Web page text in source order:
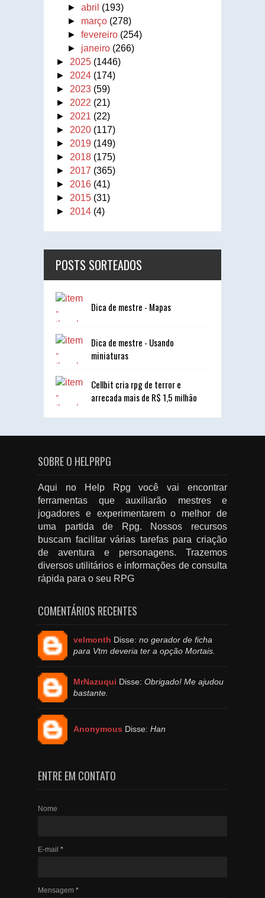
►abril (193)
► março (278)
►fevereiro (254)
► janeiro (266)
► 2025 (1446)
► 2024 (174)
► 2023 (59)
► 2022 (21)
► 2021 (22)
► 2020 (117)
► 2019 (149)
► 2018 (175)
► 2017 (365)
► 2016 (41)
► 2015 (31)
► 2014 (4)
POSTS SORTEADOS
Dica de mestre - Mapas
Dica de mestre - Usando
miniaturas
Cellbit cria rpg de terror e
arrecada mais de R$ 1,5 milhão
SOBRE O HELPRPG
Aqui no Help Rpg você vai encontrar
ferramentas que auxiliarão mestres e
jogadores e experimentarem o melhor de
uma partida de Rpg. Nossos recursos
buscam facilitar várias tarefas para criação
de aventura e personagens. Trazemos
diversos utilitários e informações de consulta
rápida para o seu RPG
COMENTÁRIOS RECENTES
velmonth Disse: no gerador de ficha
para Vtm deveria ter a opção Mortais.
MrNazuqui Disse: Obrigado! Me ajudou
bastante.
Anonymous Disse: Han
ENTRE EM CONTATO
Nome
E-mail *
Mensagem *